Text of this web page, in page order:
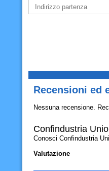
Recensioni ed
Nessuna recensione.
Confindustria
Conosci Confindustria
Valutazione